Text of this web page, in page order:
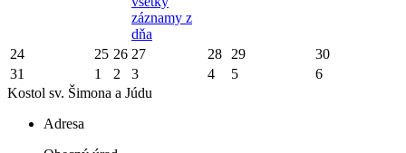
záznamy z
dňa
24 25 26 27 28 29
30
31
1 2 3 4 5
6
Kostol sv. Šimona a Júdu
Adresa